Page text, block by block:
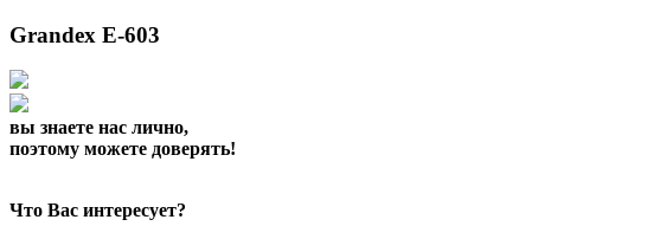
Grandex E-603
вы знаете нас лично,
поэтому можете доверять!
Что Вас интересует?